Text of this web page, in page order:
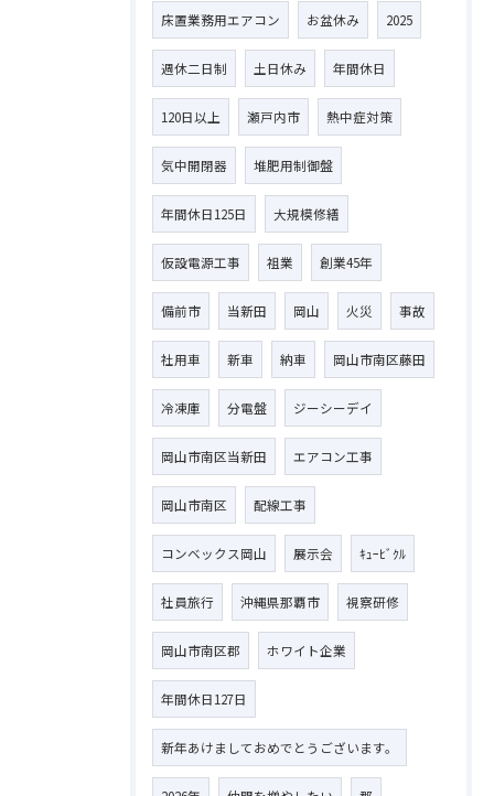
床置業務用エアコン お盆休み 2025
週休二日制 土日休み 年間休日
120日以上 瀬戸内市 熱中症対策
気中開閉器 堆肥用制御盤
年間休日125日 大規模修繕
仮設電源工事 祖業 創業45年
備前市 当新田 岡山 火災 事故
社用車 新車 納車 岡山市南区藤田
冷凍庫 分電盤 ジーシーデイ
岡山市南区当新田 エアコン工事
岡山市南区 配線工事
コンベックス岡山 展示会 ｷｭｰﾋﾞｸﾙ
社員旅行 沖縄県那覇市 視察研修
岡山市南区郡 ホワイト企業
年間休日127日
新年あけましておめでとうございます。